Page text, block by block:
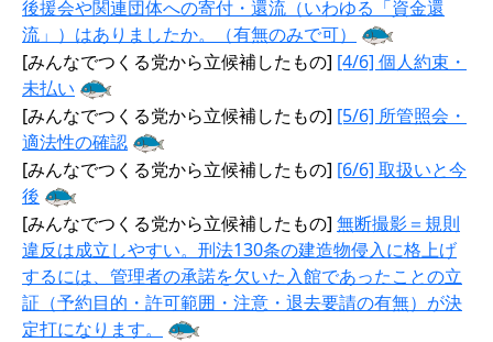
後援会や関連団体への寄付・還流（いわゆる「資金還
流」）はありましたか。（有無のみで可）
[みんなでつくる党から立候補したもの] [4/6] 個人約束・
未払い
[みんなでつくる党から立候補したもの] [5/6] 所管照会・
適法性の確認
[みんなでつくる党から立候補したもの] [6/6] 取扱いと今
後
[みんなでつくる党から立候補したもの] 無断撮影＝規則
違反は成立しやすい。刑法130条の建造物侵入に格上げ
するには、管理者の承諾を欠いた入館であったことの立
証（予約目的・許可範囲・注意・退去要請の有無）が決
定打になります。